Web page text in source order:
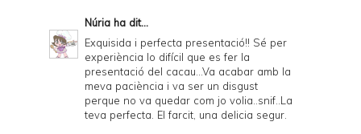
Núria ha dit...
Exquisida i perfecta presentació!! Sé per
experiència lo difícil que es fer la
presentació del cacau...Va acabar amb la
meva paciència i va ser un disgust
perque no va quedar com jo volia..snif..La
teva perfecta. El farcit, una delicia segur.